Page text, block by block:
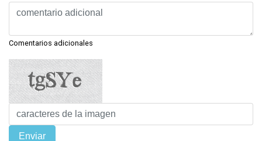
Comentarios adicionales